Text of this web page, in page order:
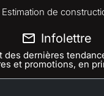
Estimation de
Infolettre
des dernières
et promotions, en